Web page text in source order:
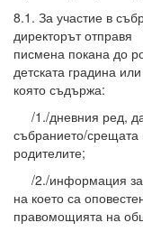
8.1. За участие в
директорът отправя
писмена покана до
детската градина
която съдържа:
/1./дневния ред,
събранието/срещата
родителите;
/2./информация за
на което са
правомощията на